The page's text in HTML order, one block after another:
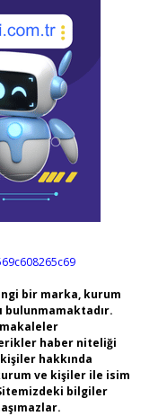
bir marka, kurum
bulunmamaktadır.
makaleler
haber niteliği
hakkında
ve kişiler ile isim
bilgiler